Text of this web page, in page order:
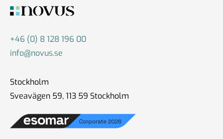
+46 (0) 8 128 196 00
info@novus.se
Stockholm
Sveavägen 59, 113 59 Stockholm